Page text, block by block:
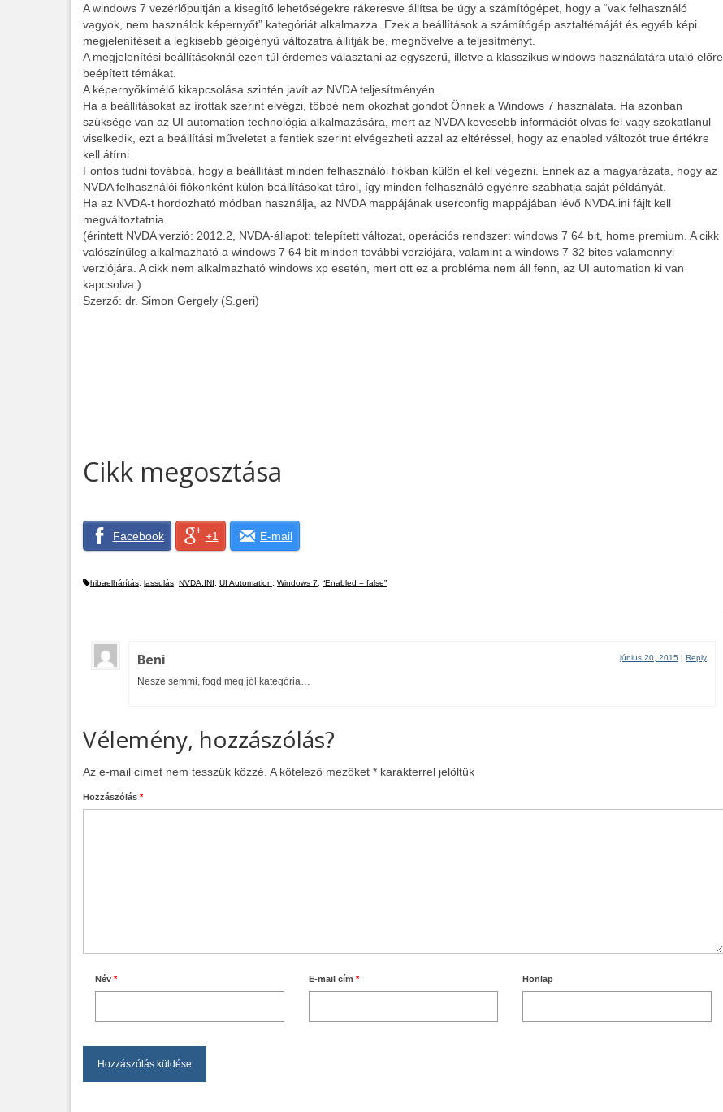
A windows 7 vezérlőpultján a kisegítő lehetőségekre rákeresve állítsa be úgy a számítógépet, hogy a “vak felhasználó
vagyok, nem használok képernyőt” kategóriát alkalmazza. Ezek a beállítások a számítógép asztaltémáját és egyéb képi
megjelenítéseit a legkisebb gépigényű változatra állítják be, megnövelve a teljesítményt.
A megjelenítési beállításoknál ezen túl érdemes választani az egyszerű, illetve a klasszikus windows használatára utaló előre
beépített témákat.
A képernyőkímélő kikapcsolása szintén javít az NVDA teljesítményén.
Ha a beállításokat az írottak szerint elvégzi, többé nem okozhat gondot Önnek a Windows 7 használata. Ha azonban
szüksége van az UI automation technológia alkalmazására, mert az NVDA kevesebb információt olvas fel vagy szokatlanul
viselkedik, ezt a beállítási műveletet a fentiek szerint elvégezheti azzal az eltéréssel, hogy az enabled változót true értékre
kell átírni.
Fontos tudni továbbá, hogy a beállítást minden felhasználói fiókban külön el kell végezni. Ennek az a magyarázata, hogy az
NVDA felhasználói fiókonként külön beállításokat tárol, így minden felhasználó egyénre szabhatja saját példányát.
Ha az NVDA-t hordozható módban használja, az NVDA mappájának userconfig mappájában lévő NVDA.ini fájlt kell
megváltoztatnia.
(érintett NVDA verzió: 2012.2, NVDA-állapot: telepített változat, operációs rendszer: windows 7 64 bit, home premium. A cikk
valószínűleg alkalmazható a windows 7 64 bit minden további verziójára, valamint a windows 7 32 bites valamennyi
verziójára. A cikk nem alkalmazható windows xp esetén, mert ott ez a probléma nem áll fenn, az UI automation ki van
kapcsolva.)
Szerző: dr. Simon Gergely (S.geri)
Cikk megosztása
Facebook +1 E-mail
hibaelhárítás lassulás NVDA.INI UI Automation Windows 7 “Enabled = false”
Beni június 20, 2015 | Reply
Nesze semmi, fogd meg jól kategória…
Vélemény, hozzászólás?
Az e-mail címet nem tesszük közzé. A kötelező mezőket * karakterrel jelöltük
Hozzászólás *
Név * E-mail cím * Honlap